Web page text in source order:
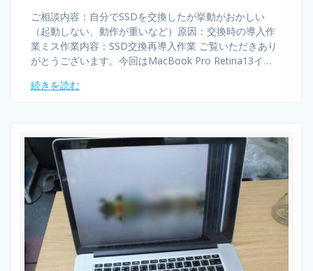
ご相談内容：自分でSSDを交換したが挙動がおかしい
（起動しない、動作が重いなど）原因：交換時の導入作
業ミス作業内容：SSD交換再導入作業 ご覧いただきあり
がとうございます。今回はMacBook Pro Retina13イ…
続きを読む